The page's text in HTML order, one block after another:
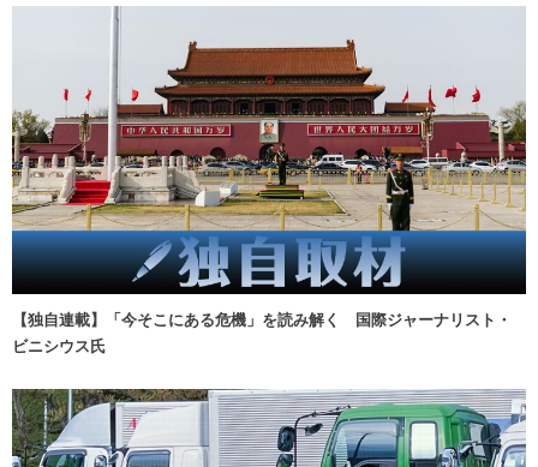
【独自連載】「今そこにある危機」を読み解く 国際ジャーナリスト・
ビニシウス氏